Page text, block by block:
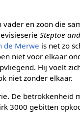
en zoon die
Steptoe
de Merwe is net zo
niet voor elkaar
Hij voelt
niet zonder elkaar.
De betrokkenheid
3000 gebitten